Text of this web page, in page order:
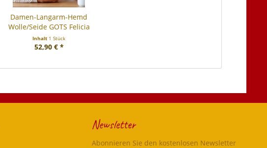
Damen-Langarm-Hemd
Wolle/Seide GOTS Felicia
Inhalt 1 Stück
52,90 € *
Newsletter
Abonnieren Sie den kostenlosen Newsletter